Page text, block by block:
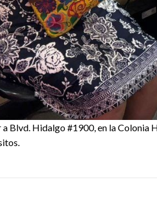
Blvd. Hidalgo #1900, en la